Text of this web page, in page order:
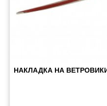
НАКЛАДКА НА